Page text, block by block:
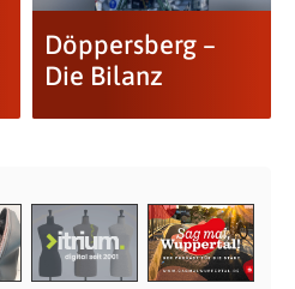
Döppersberg –
Die Bilanz